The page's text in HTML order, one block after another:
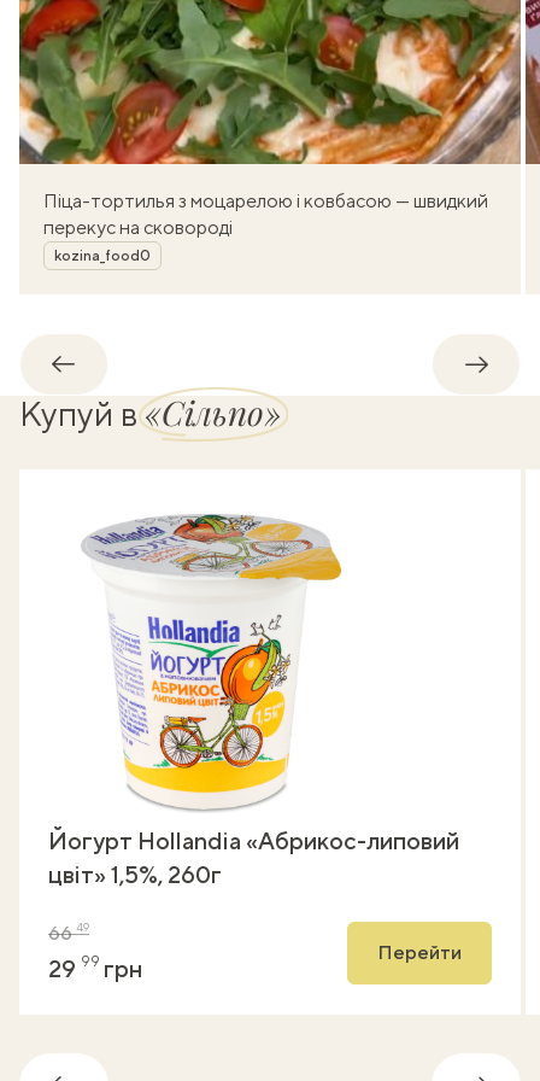
Піца-тортилья з моцарелою і ковбасою — швидкий
перекус на сковороді
Автор
kozina_food0
Назад
Купуй в«Сільпо»
Йогурт Hollandia «Абрикос-липовий
цвіт» 1,5%, 260г
6649
29 99 грн
Перейти